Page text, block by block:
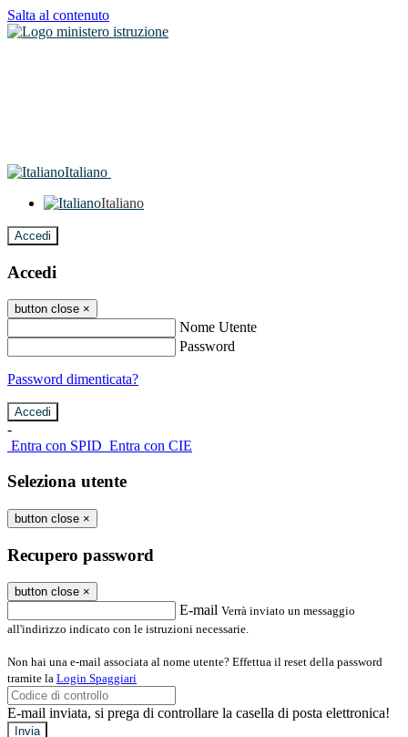
Salta al contenuto
Italiano
Italiano
Accedi
Accedi
button close ×
Nome Utente
Password
Password dimenticata?
-
Entra con SPID Entra con CIE
Seleziona utente
button close ×
Recupero password
button close ×
E-mail Verrà inviato un messaggio
all'indirizzo indicato con le istruzioni necessarie.
Non hai una e-mail associata al nome utente? Effettua il reset della password
tramite la Login Spaggiari
E-mail inviata, si prega di controllare la casella di posta elettronica!